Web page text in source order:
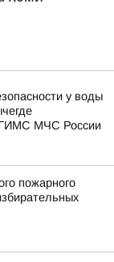
у воды
ГИМС МЧС России
пожарного